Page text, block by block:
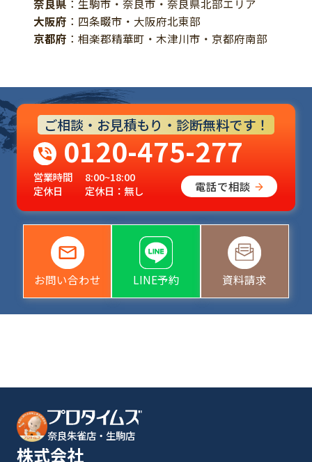
奈良県 ：生駒市・奈良市・奈良県北部エリア
大阪府 ：四条畷市・大阪府北東部
京都府 ：相楽郡精華町・木津川市・京都府南部
ご相談・お見積もり・診断無料です！
0120-475-277
営業時間
8:00~18:00
定休日
定休日：無し 電話で相談
お問い合わせ LINE予約 資料請求
奈良朱雀店・生駒店
株式会社